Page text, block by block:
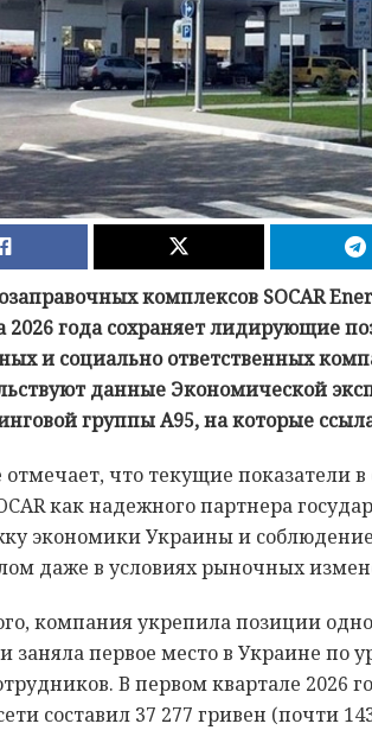
комплексов SOCAR
2026 года сохраняет лидирующие
и социально ответственных
данные Экономической
группы А95, на которые
что текущие показатели
как надежного партнера
экономики Украины и
даже в условиях рыночных
компания укрепила позиции
заняла первое место в Украине по
В первом квартале 2026
составил 37 277 гривен (почти